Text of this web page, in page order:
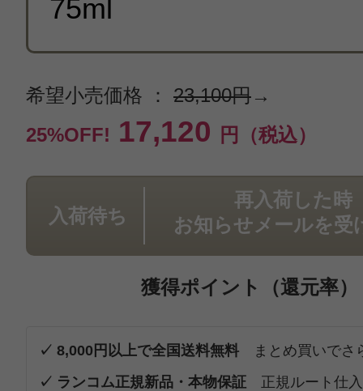
希望小売価格 ： 23,100円→
25%OFF! 17,120 円（税込）
入荷待ち
再入荷した時
お知らせメールを受
獲得ポイント（還元率）
✓ 8,000円以上で全国送料無料 まとめ買いでさ
✓ ランコム正規新品・本物保証 正規ルート仕